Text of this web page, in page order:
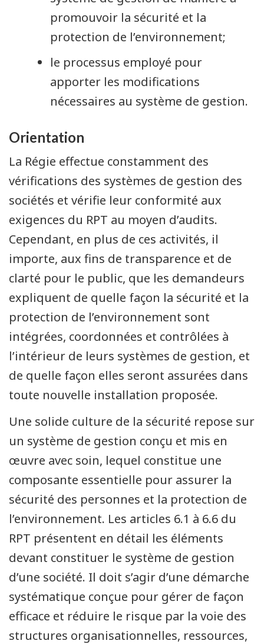
promouvoir la sécurité et la
protection de l’environnement;
le processus employé pour
apporter les modifications
nécessaires au système de gestion.
Orientation
La Régie effectue constamment des
vérifications des systèmes de gestion des
sociétés et vérifie leur conformité aux
exigences du RPT au moyen d’audits.
Cependant, en plus de ces activités, il
importe, aux fins de transparence et de
clarté pour le public, que les demandeurs
expliquent de quelle façon la sécurité et la
protection de l’environnement sont
intégrées, coordonnées et contrôlées à
l’intérieur de leurs systèmes de gestion, et
de quelle façon elles seront assurées dans
toute nouvelle installation proposée.
Une solide culture de la sécurité repose sur
un système de gestion conçu et mis en
œuvre avec soin, lequel constitue une
composante essentielle pour assurer la
sécurité des personnes et la protection de
l’environnement. Les articles 6.1 à 6.6 du
RPT présentent en détail les éléments
devant constituer le système de gestion
d’une société. Il doit s’agir d’une démarche
systématique conçue pour gérer de façon
efficace et réduire le risque par la voie des
structures organisationnelles, ressources,